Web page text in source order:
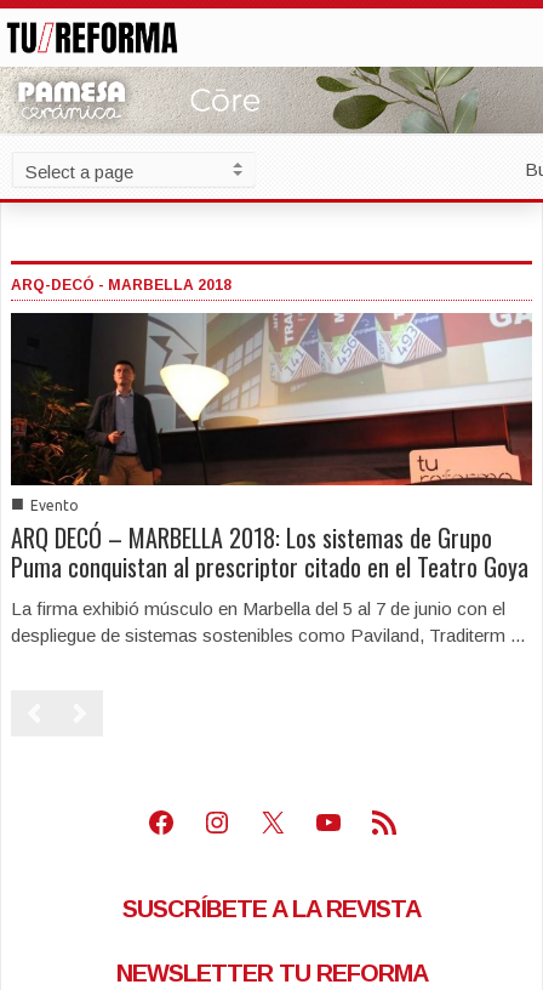
ARQ-DECÓ - MARBELLA 2018
■ Evento
ARQ DECÓ – MARBELLA 2018: Los sistemas de Grupo
Puma conquistan al prescriptor citado en el Teatro Goya
La firma exhibió músculo en Marbella del 5 al 7 de junio con el
despliegue de sistemas sostenibles como Paviland, Traditerm ...
Facebook
Instagram
X Youtube
Feed RSS
SUSCRÍBETE A LA REVISTA
NEWSLETTER TU REFORMA